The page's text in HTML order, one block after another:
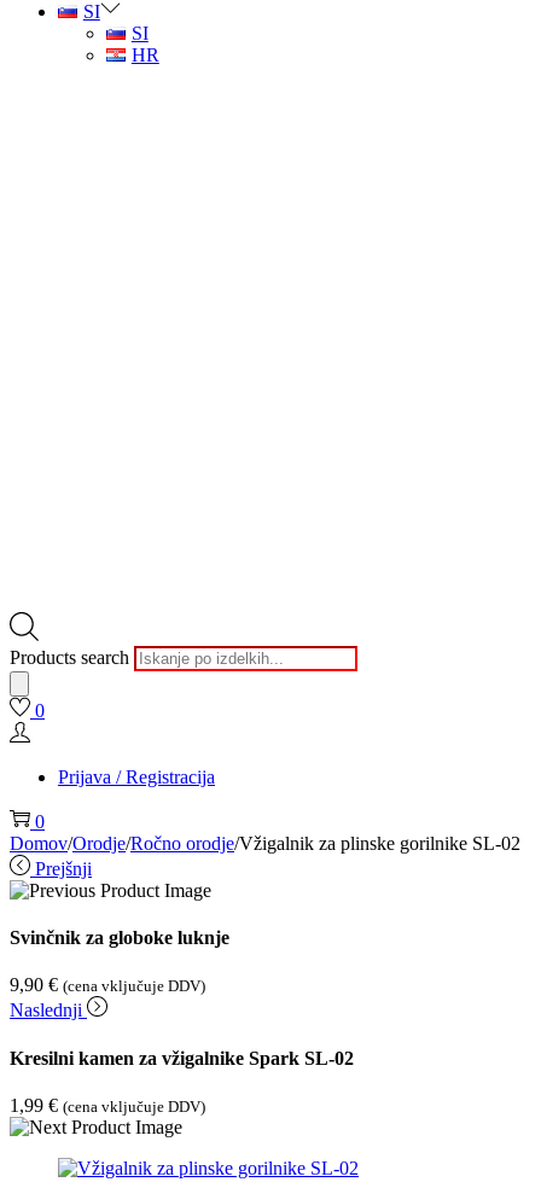
SI
SI
HR
Products search
0
Prijava / Registracija
0
Domov/Orodje/Ročno orodje/Vžigalnik za plinske gorilnike SL-02
Prejšnji
Svinčnik za globoke luknje
9,90 € (cena vključuje DDV)
Naslednji
Kresilni kamen za vžigalnike Spark SL-02
1,99 € (cena vključuje DDV)